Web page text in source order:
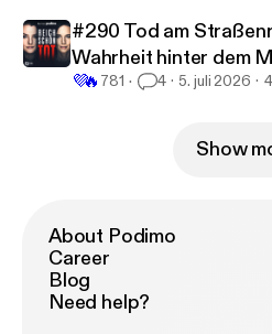
#290 Tod am
Wahrheit hinter dem
💜🔥 781 4 5. juli 2026
Show
About Podimo
Career
Blog
Need help?